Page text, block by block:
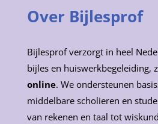
Over Bijlesprof
Bijlesprof verzorgt in heel
bijles en huiswerkbegeleiding,
online. We ondersteunen
middelbare scholieren en
van rekenen en taal tot